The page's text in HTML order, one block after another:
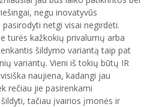
negu inovatyvūs
netgi visai negirdėti.
turės kažkokių privalumų arba
šildymo variantą taip pat
variantų. Vieni iš tokių būtų IR
naujiena, kadangi jau
rečiau jie pasirenkami
tačiau įvairios įmonės ir